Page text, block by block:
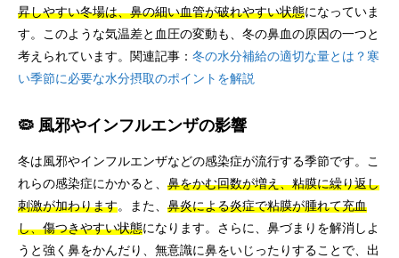
昇しやすい冬場は、鼻の細い血管が破れやすい状態になっていま
す。このような気温差と血圧の変動も、冬の鼻血の原因の一つと
考えられています。関連記事： 冬の水分補給の適切な量とは？寒
い季節に必要な水分摂取のポイントを解説
🦠 風邪やインフルエンザの影響
冬は風邪やインフルエンザなどの感染症が流行する季節です。こ
れらの感染症にかかると、 鼻をかむ回数が増え、粘膜に繰り返し
刺激が加わります。また、 鼻炎による炎症で粘膜が腫れて充血
し、傷つきやすい状態になります。さらに、鼻づまりを解消しよ
うと強く鼻をかんだり、無意識に鼻をいじったりすることで、出